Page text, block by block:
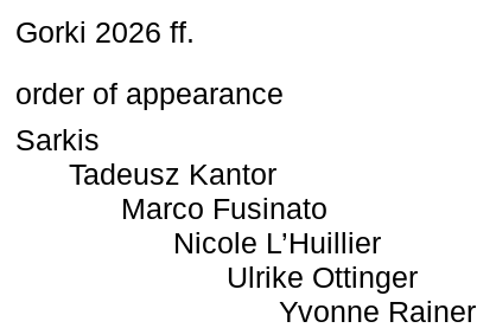
Gorki 2026 ff.
order of appearance
Sarkis
Tadeusz Kantor
Marco Fusinato
Nicole L’Huillier
Ulrike Ottinger
Yvonne Rainer